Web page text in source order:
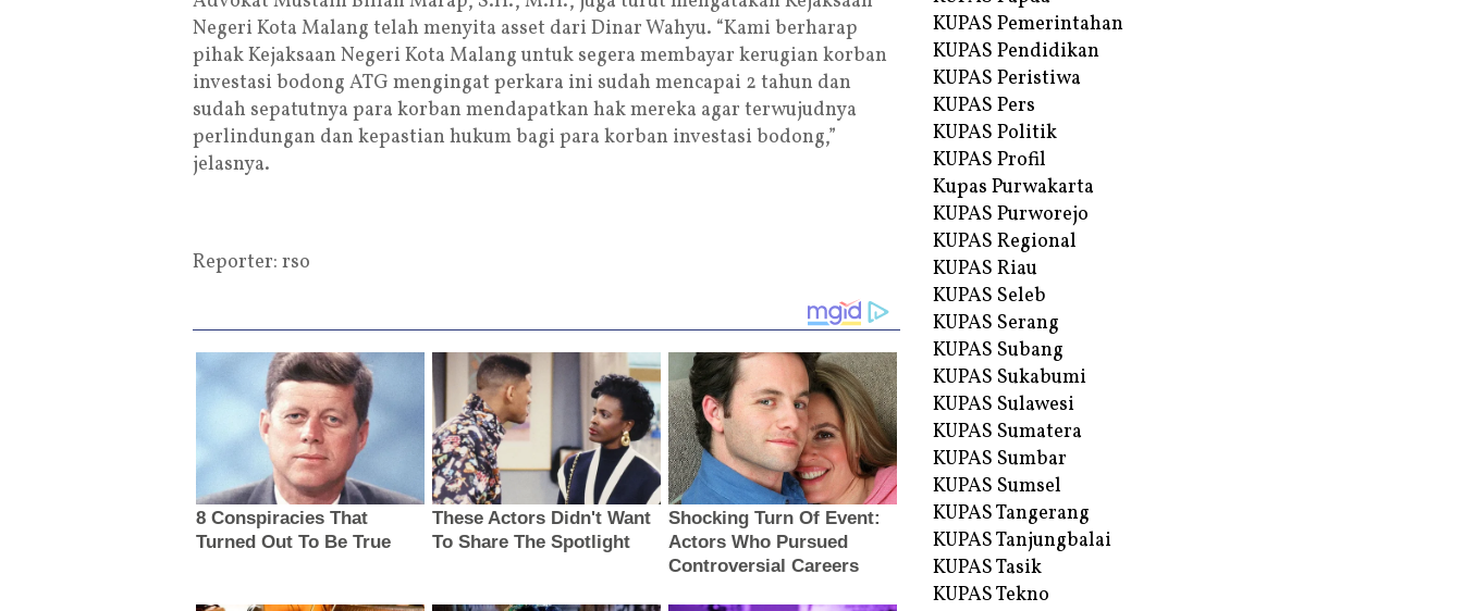
Negeri Kota Malang telah menyita asset dari Dinar Wahyu. “Kami berharap
pihak Kejaksaan Negeri Kota Malang untuk segera membayar kerugian korban
investasi bodong ATG mengingat perkara ini sudah mencapai 2 tahun dan
sudah sepatutnya para korban mendapatkan hak mereka agar terwujudnya
perlindungan dan kepastian hukum bagi para korban investasi bodong,”
jelasnya.
Reporter: rso
KUPAS Pemerintahan
KUPAS Pendidikan
KUPAS Peristiwa
KUPAS Pers
KUPAS Politik
KUPAS Profil
Kupas Purwakarta
KUPAS Purworejo
KUPAS Regional
KUPAS Riau
KUPAS Seleb
KUPAS Serang
KUPAS Subang
KUPAS Sukabumi
KUPAS Sulawesi
KUPAS Sumatera
KUPAS Sumbar
KUPAS Sumsel
KUPAS Tangerang
KUPAS Tanjungbalai
KUPAS Tasik
KUPAS Tekno